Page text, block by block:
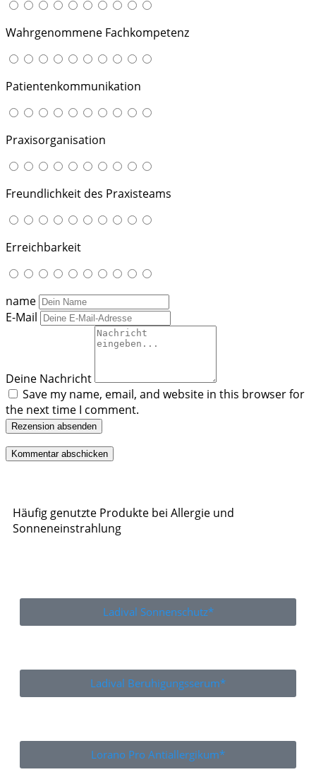
Wahrgenommene Fachkompetenz
Patientenkommunikation
Praxisorganisation
Freundlichkeit des Praxisteams
Erreichbarkeit
name
E-Mail
Deine Nachricht
Save my name, email, and website in this browser for
the next time I comment.
Rezension absenden
Häufig genutzte Produkte bei Allergie und
Sonneneinstrahlung
Ladival Sonnenschutz*
Ladival Beruhigungsserum*
Lorano Pro Antiallergikum*